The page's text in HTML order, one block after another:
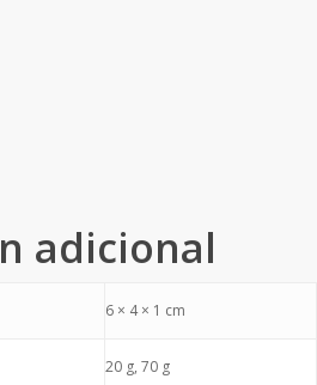
adicional
6 × 4 × 1 cm
20 g, 70 g